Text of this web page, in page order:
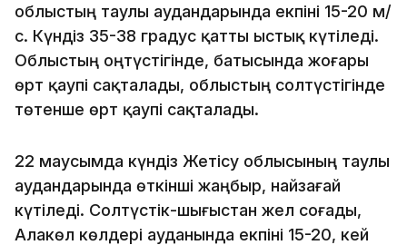
облыстың таулы аудандарында екпіні 15-20 м/
с. Күндіз 35-38 градус қатты ыстық күтіледі.
Облыстың оңтүстігінде, батысында жоғары
өрт қаупі сақталады, облыстың солтүстігінде
төтенше өрт қаупі сақталады.
22 маусымда күндіз Жетісу облысының таулы
аудандарында өткінші жаңбыр, найзағай
күтіледі. Солтүстік-шығыстан жел соғады,
Алакөл көлдері ауданында екпіні 15-20, кей